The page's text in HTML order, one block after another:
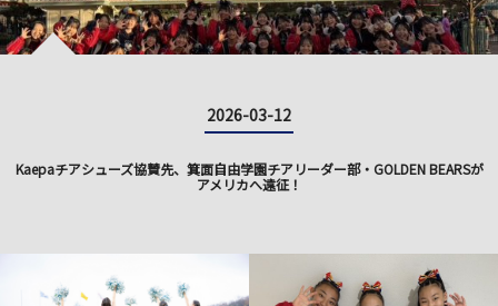
2026-03-12
Kaepaチアシューズ協賛先、箕面自由学園チアリーダー部・GOLDEN BEARSが
アメリカへ遠征！